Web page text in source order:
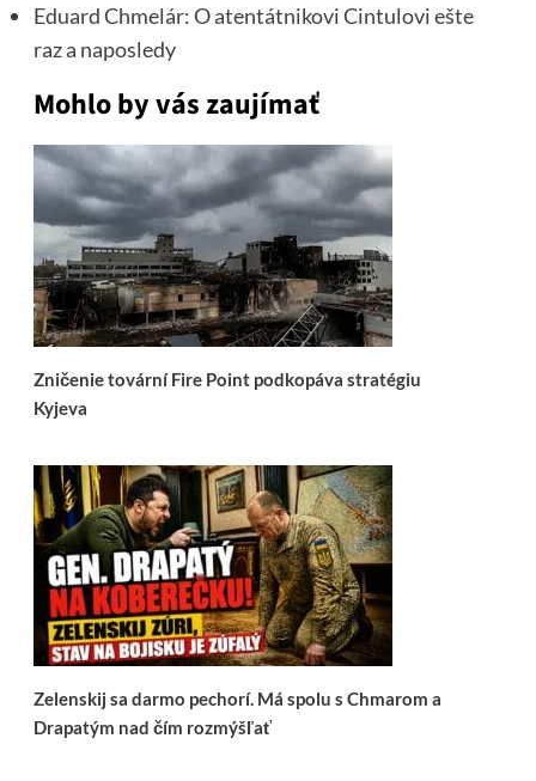
Eduard Chmelár: O atentátnikovi Cintulovi ešte
raz a naposledy
Mohlo by vás zaujímať
Zničenie tovární Fire Point podkopáva stratégiu
Kyjeva
Zelenskij sa darmo pechorí. Má spolu s Chmarom a
Drapatým nad čím rozmýšľať